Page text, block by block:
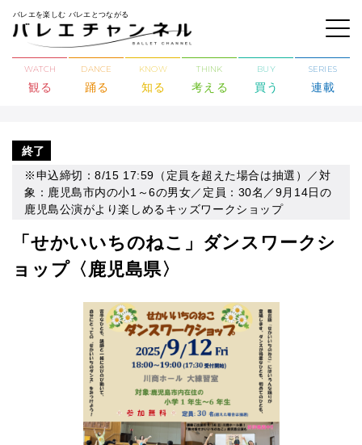
バレエを楽しむ バレエとつながる
WATCH
観る
DANCE
踊る
KNOW
知る
THINK
考える
BUY
買う
SERIES
連載
終了
※申込締切：8/15 17:59（定員を超えた場合は抽選）／対
象：鹿児島市内の小1～6の男女／定員：30名／9月14日の
鹿児島公演がより楽しめるキッズワークショップ
「せかいいちのねこ」ダンスワークシ
ョップ〈鹿児島県〉